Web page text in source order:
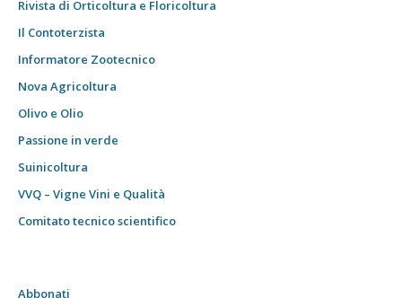
Rivista di Orticoltura e Floricoltura
Il Contoterzista
Informatore Zootecnico
Nova Agricoltura
Olivo e Olio
Passione in verde
Suinicoltura
VVQ – Vigne Vini e Qualità
Comitato tecnico scientifico
Abbonati